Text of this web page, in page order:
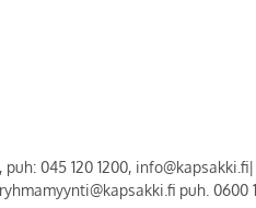
045 120 1200, info@kapsakki.fi|
puh. 0600